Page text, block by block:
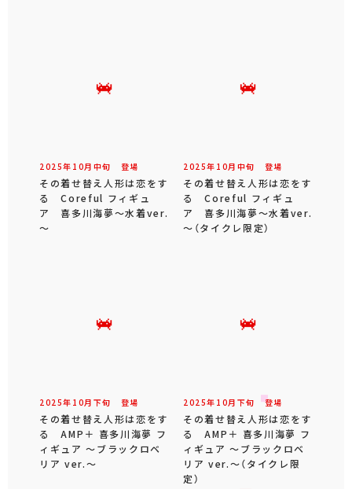
2025年 10月 中旬 登場
その着せ替え人形は恋をす
る Coreful フィギュ
ア 喜多川海夢～水着ver.
～
2025年 10月 中旬 登場
その着せ替え人形は恋をす
る Coreful フィギュ
ア 喜多川海夢～水着ver.
～（タイクレ限定）
2025年 10月 下旬 登場
その着せ替え人形は恋をす
る AMP＋ 喜多川海夢 フ
ィギュア ～ブラックロベ
リア ver.～
2025年 10月 下旬 登場
その着せ替え人形は恋をす
る AMP＋ 喜多川海夢 フ
ィギュア ～ブラックロベ
リア ver.～（タイクレ限
定）